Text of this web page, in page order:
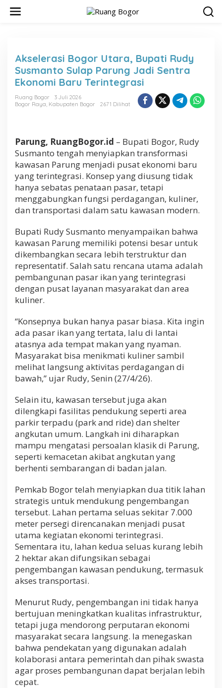
Akselerasi Bogor Utara, Bupati Rudy
Susmanto Sulap Parung Jadi Sentra
Ekonomi Baru Terintegrasi
Ruang Bogor
3 Juli 2026
Bogor Raya, Kabupaten Bogor 2671 Dilihat
Parung, RuangBogor.id – Bupati Bogor, Rudy
Susmanto tengah menyiapkan transformasi
kawasan Parung menjadi pusat ekonomi baru
yang terintegrasi. Konsep yang diusung tidak
hanya sebatas penataan pasar, tetapi
menggabungkan fungsi perdagangan, kuliner,
dan transportasi dalam satu kawasan modern.
Bupati Rudy Susmanto menyampaikan bahwa
kawasan Parung memiliki potensi besar untuk
dikembangkan secara lebih terstruktur dan
representatif. Salah satu rencana utama adalah
pembangunan pasar ikan yang terintegrasi
dengan pusat layanan masyarakat dan area
kuliner.
“Konsepnya bukan hanya pasar biasa. Kita ingin
ada pasar ikan yang tertata, lalu di lantai
atasnya ada tempat makan yang nyaman.
Masyarakat bisa menikmati kuliner sambil
melihat langsung aktivitas perdagangan di
bawah,” ujar Rudy, Senin (27/4/26).
Selain itu, kawasan tersebut juga akan
dilengkapi fasilitas pendukung seperti area
parkir terpadu (park and ride) dan shelter
angkutan umum. Langkah ini diharapkan
mampu mengatasi persoalan klasik di Parung,
seperti kemacetan akibat angkutan yang
berhenti sembarangan di badan jalan.
Pemkab Bogor telah menyiapkan dua titik lahan
strategis untuk mendukung pengembangan
tersebut. Lahan pertama seluas sekitar 7.000
meter persegi direncanakan menjadi pusat
utama kegiatan ekonomi terintegrasi.
Sementara itu, lahan kedua seluas kurang lebih
2 hektar akan difungsikan sebagai
pengembangan kawasan pendukung, termasuk
akses transportasi.
Menurut Rudy, pengembangan ini tidak hanya
bertujuan meningkatkan kualitas infrastruktur,
tetapi juga mendorong perputaran ekonomi
masyarakat secara langsung. Ia menegaskan
bahwa pendekatan yang digunakan adalah
kolaborasi antara pemerintah dan pihak swasta
agar proses pembangunan dapat berjalan lebih
cepat.